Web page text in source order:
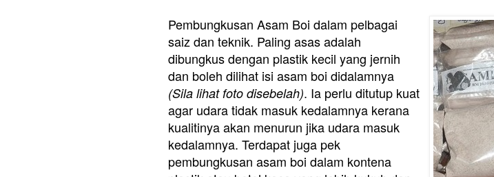
Pembungkusan Asam Boi dalam pelbagai
saiz dan teknik. Paling asas adalah
dibungkus dengan plastik kecil yang jernih
dan boleh dilihat isi asam boi didalamnya
(Sila lihat foto disebelah). Ia perlu ditutup kuat
agar udara tidak masuk kedalamnya kerana
kualitinya akan menurun jika udara masuk
kedalamnya. Terdapat juga pek
pembungkusan asam boi dalam kontena